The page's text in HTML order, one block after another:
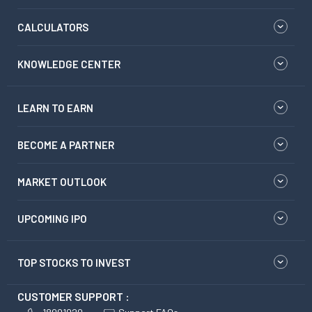
CALCULATORS
KNOWLEDGE CENTER
LEARN TO EARN
BECOME A PARTNER
MARKET OUTLOOK
UPCOMING IPO
TOP STOCKS TO INVEST
CUSTOMER SUPPORT :